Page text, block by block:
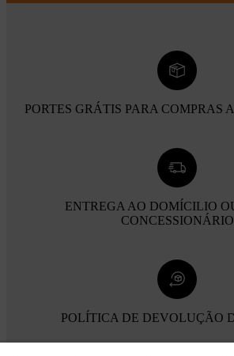
PORTES GRÁTIS PARA COMPRAS
ENTREGA AO DOMÍCILIO
CONCESSIONÁRIO
POLÍTICA DE DEVOLUÇÃO